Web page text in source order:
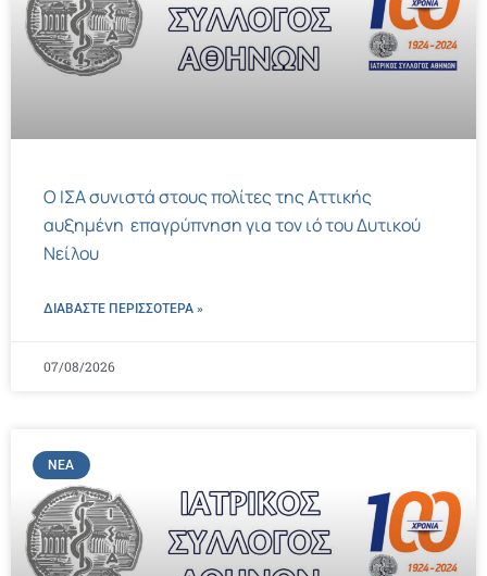
Ο ΙΣΑ συνιστά στους πολίτες της Αττικής
αυξημένη επαγρύπνηση για τον ιό του Δυτικού
Νείλου
ΔΙΑΒΑΣΤΕ ΠΕΡΙΣΣΌΤΕΡΑ »
07/08/2026
ΝΈΑ